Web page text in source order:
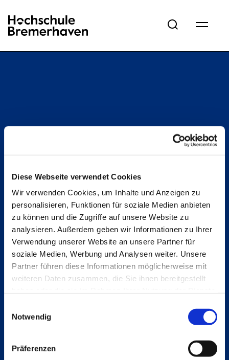
Diese Webseite verwendet Cookies
Wir verwenden Cookies, um Inhalte und Anzeigen zu
personalisieren, Funktionen für soziale Medien anbieten
zu können und die Zugriffe auf unsere Website zu
analysieren. Außerdem geben wir Informationen zu Ihrer
Verwendung unserer Website an unsere Partner für
soziale Medien, Werbung und Analysen weiter. Unsere
Partner führen diese Informationen möglicherweise mit
weiteren Daten zusammen, die Sie ihnen bereitgestellt
Notwendig
Präferenzen
Hochschule Bremerhaven
404-Fehler
Entschuldigungdiese
Seite konnte nicht
gefunden werden.